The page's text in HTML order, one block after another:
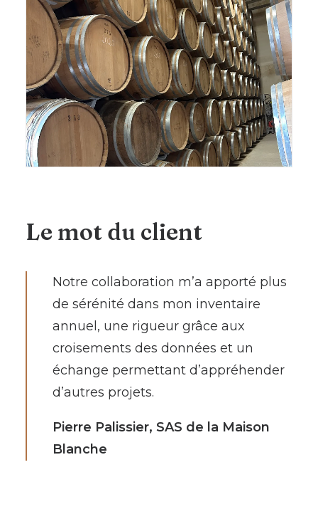
Le mot du client
Notre collaboration m’a apporté plus
de sérénité dans mon inventaire
annuel, une rigueur grâce aux
croisements des données et un
échange permettant d’appréhender
d’autres projets.
Pierre Palissier, SAS de la Maison
Blanche